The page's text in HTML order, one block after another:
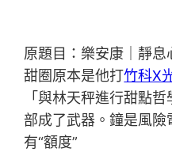
原題目：樂安康｜靜
甜圈原本是他打竹科X
「與林天秤進行甜點
部成了武器。鐘是風
有“額度”